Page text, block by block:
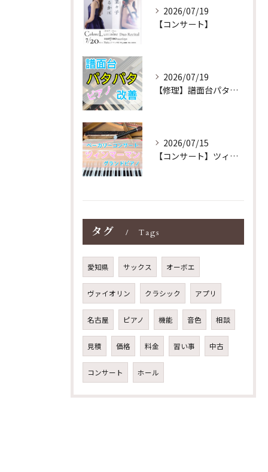
2026/07/19
【コンサート】
2026/07/19
【修理】譜面台パタパタを改善！ストレス解消！
2026/07/15
【コンサート】ツィンマーマンのグランドピアノ♪木目猫足グラン...
タグ Tags
愛知県 サックス オーボエ
ヴァイオリン クラシック アプリ
名古屋 ピアノ 機能 音色 相談
見積 価格 料金 習い事 中古
コンサート ホール